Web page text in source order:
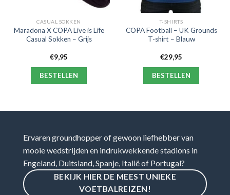
CASUAL SOKKEN
Maradona X COPA Live is Life
Casual Sokken – Grijs
€9,95
BESTELLEN
T-SHIRTS
COPA Football – UK Grounds
T-shirt – Blauw
€29,95
BESTELLEN
Ervaren groundhopper of gewoon liefhebber van
mooie wedstrijden en indrukwekkende stadions in
Engeland, Duitsland, Spanje, Italië of Portugal?
BEKIJK HIER DE MEEST UNIEKE
VOETBALREIZEN!